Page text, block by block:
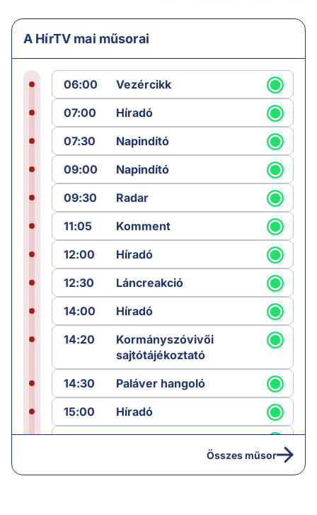
A HírTV mai műsorai
06:00
Vezércikk
07:00
Híradó
07:30
Napindító
09:00
Napindító
09:30
Radar
11:05
Komment
12:00
Híradó
12:30
Láncreakció
14:00
Híradó
14:20
Kormányszóvivői
sajtótájékoztató
14:30
Paláver hangoló
15:00
Híradó
Összes műsor